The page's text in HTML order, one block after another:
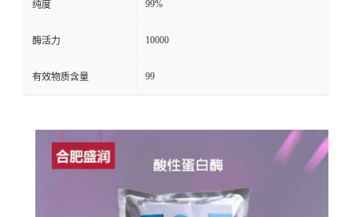
纯度 99%
酶活力 10000
有效物质含量 99